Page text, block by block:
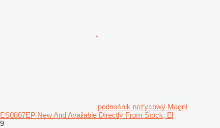
podnośnik nożycowy Magni
ES0807EP New And Available Directly From Stock, El
9